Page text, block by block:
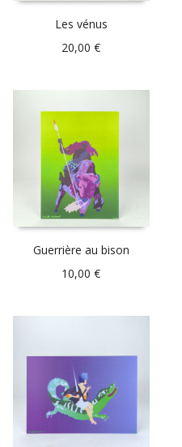
Les vénus
20,00€
Guerrière au bison
10,00€